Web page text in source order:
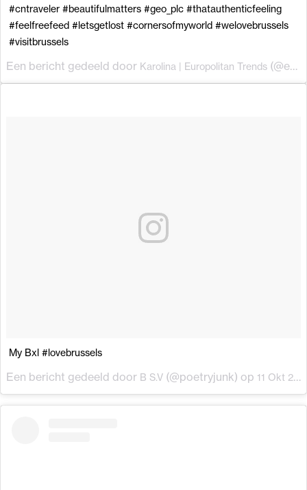
#cntraveler #beautifulmatters #geo_plc #thatauthenticfeeling
#feelfreefeed #letsgetlost #cornersofmyworld #welovebrussels
#visitbrussels
Een bericht gedeeld door Karolina | Europolitan Trends (@europolitans) op
My Bxl #lovebrussels
Een bericht gedeeld door B S.V (@poetryjunk) op 11 Okt 2017 om 12:26 (PDT)